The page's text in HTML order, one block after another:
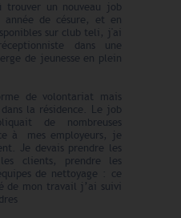
un nouveau job
année de césure, et en
sur club teli, j'ai
dans une
de jeunesse en plein
de volontariat mais
la résidence. Le job
de nombreuses
à mes employeurs, je
Je devais prendre les
clients, prendre les
de nettoyage : ce
de mon travail j’ai suivi